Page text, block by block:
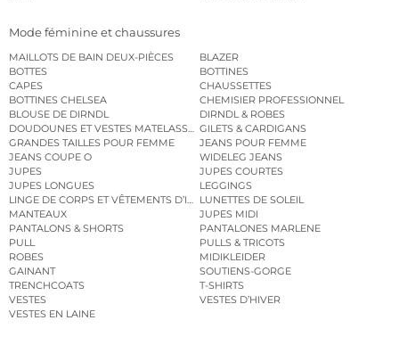
Mode féminine et chaussures
MAILLOTS DE BAIN DEUX-PIÈCES
BLAZER
BOTTES
BOTTINES
CAPES
CHAUSSETTES
BOTTINES CHELSEA
CHEMISIER PROFESSIONNEL
BLOUSE DE DIRNDL
DIRNDL & ROBES
DOUDOUNES ET VESTES MATELASSÉESGILETS & CARDIGANS
GRANDES TAILLES POUR FEMME
JEANS POUR FEMME
JEANS COUPE O
WIDELEG JEANS
JUPES
JUPES COURTES
JUPES LONGUES
LEGGINGS
LINGE DE CORPS ET VÊTEMENTS D’INTÉRIEURLUNETTES DE SOLEIL
MANTEAUX
JUPES MIDI
PANTALONS & SHORTS
PANTALONES MARLENE
PULL
PULLS & TRICOTS
ROBES
MIDIKLEIDER
GAINANT
SOUTIENS-GORGE
TRENCHCOATS
T-SHIRTS
VESTES
VESTES D’HIVER
VESTES EN LAINE